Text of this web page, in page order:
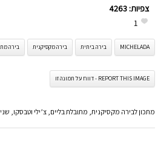
צפיות: 4263
1
MICHELADA בירה ביתית בירה מקסיקנית בירה
REPORT THIS IMAGE - דווח על תמונה זו
מתכון לבירה מקסיקנית, מתובלת בליים, צ’ילי וטבסקו,